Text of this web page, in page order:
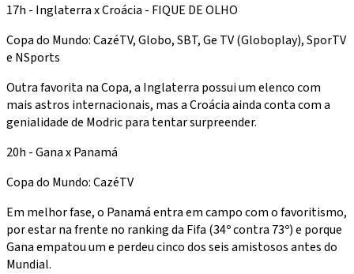
17h - Inglaterra x Croácia - FIQUE DE OLHO
Copa do Mundo: CazéTV, Globo, SBT, Ge TV (Globoplay), SporTV
e NSports
Outra favorita na Copa, a Inglaterra possui um elenco com
mais astros internacionais, mas a Croácia ainda conta com a
genialidade de Modric para tentar surpreender.
20h - Gana x Panamá
Copa do Mundo: CazéTV
Em melhor fase, o Panamá entra em campo com o favoritismo,
por estar na frente no ranking da Fifa (34º contra 73º) e porque
Gana empatou um e perdeu cinco dos seis amistosos antes do
Mundial.